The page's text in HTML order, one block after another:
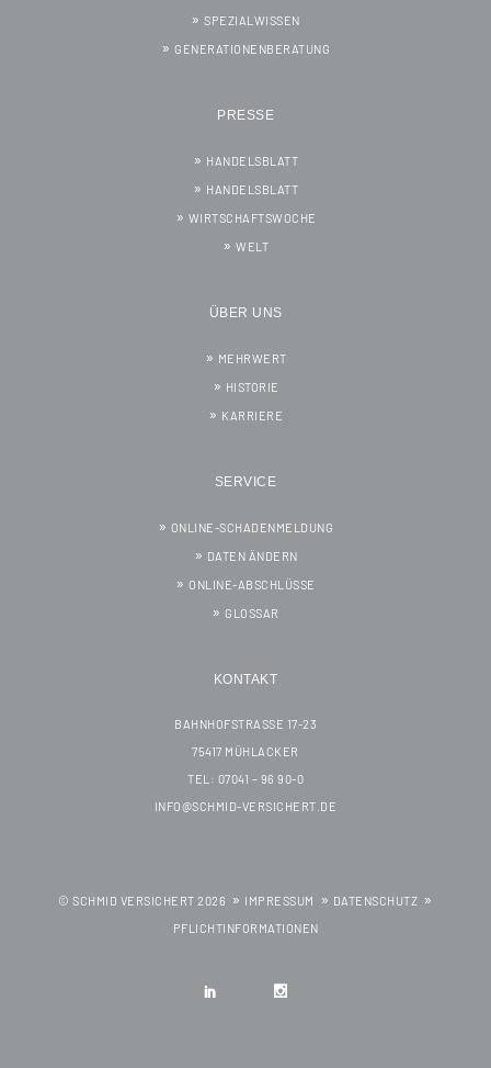
SPEZIALWISSEN
GENERATIONENBERATUNG
PRESSE
HANDELSBLATT
HANDELSBLATT
WIRTSCHAFTSWOCHE
WELT
ÜBER UNS
MEHRWERT
HISTORIE
KARRIERE
SERVICE
ONLINE-SCHADENMELDUNG
DATEN ÄNDERN
ONLINE-ABSCHLÜSSE
GLOSSAR
KONTAKT
BAHNHOFSTRASSE 17-23
75417 MÜHLACKER
TEL: 07041 – 96 90-0
INFO@SCHMID-VERSICHERT.DE
© SCHMID VERSICHERT 2026 IMPRESSUM
DATENSCHUTZ
PFLICHTINFORMATIONEN